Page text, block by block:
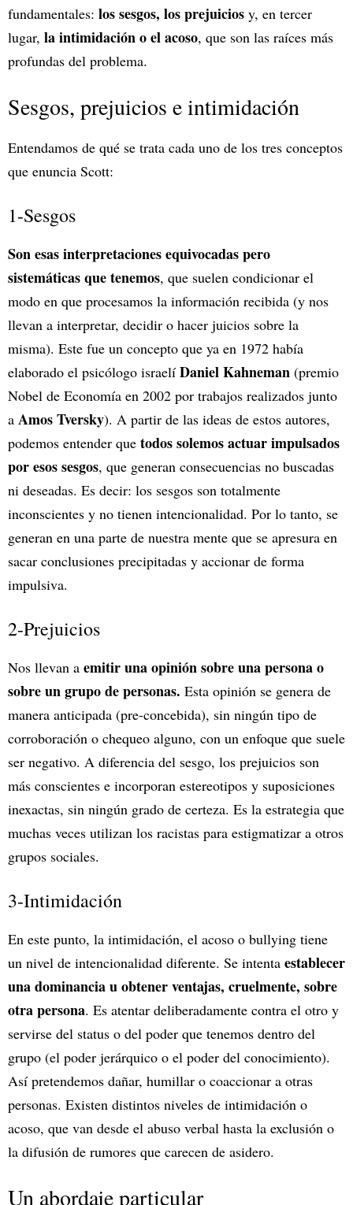
fundamentales: los sesgos, los prejuicios y, en tercer
lugar, la intimidación o el acoso, que son las raíces más
profundas del problema.
Sesgos, prejuicios e intimidación
Entendamos de qué se trata cada uno de los tres conceptos
que enuncia Scott:
1-Sesgos
Son esas interpretaciones equivocadas pero
sistemáticas que tenemos, que suelen condicionar el
modo en que procesamos la información recibida (y nos
llevan a interpretar, decidir o hacer juicios sobre la
misma). Este fue un concepto que ya en 1972 había
elaborado el psicólogo israelí Daniel Kahneman (premio
Nobel de Economía en 2002 por trabajos realizados junto
a Amos Tversky). A partir de las ideas de estos autores,
podemos entender que todos solemos actuar impulsados
por esos sesgos, que generan consecuencias no buscadas
ni deseadas. Es decir: los sesgos son totalmente
inconscientes y no tienen intencionalidad. Por lo tanto, se
generan en una parte de nuestra mente que se apresura en
sacar conclusiones precipitadas y accionar de forma
impulsiva.
2-Prejuicios
Nos llevan a emitir una opinión sobre una persona o
sobre un grupo de personas. Esta opinión se genera de
manera anticipada (pre-concebida), sin ningún tipo de
corroboración o chequeo alguno, con un enfoque que suele
ser negativo. A diferencia del sesgo, los prejuicios son
más conscientes e incorporan estereotipos y suposiciones
inexactas, sin ningún grado de certeza. Es la estrategia que
muchas veces utilizan los racistas para estigmatizar a otros
grupos sociales.
3-Intimidación
En este punto, la intimidación, el acoso o bullying tiene
un nivel de intencionalidad diferente. Se intenta establecer
una dominancia uobtener ventajas, cruelmente, sobre
otra persona. Es atentar deliberadamente contra el otro y
servirse del status o del poder que tenemos dentro del
grupo (el poder jerárquico o el poder del conocimiento).
Así pretendemos dañar, humillar o coaccionar a otras
personas. Existen distintos niveles de intimidación o
acoso, que van desde el abuso verbal hasta la exclusión o
la difusión de rumores que carecen de asidero.
Un abordaje particular